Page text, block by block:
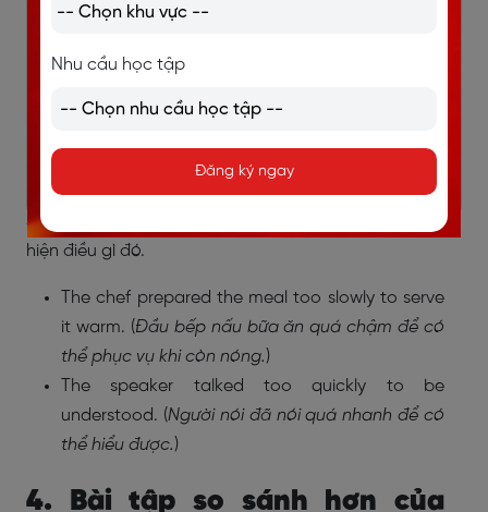
the championship. (
The child did not run fast enough to catch the
ball. (Đứa trẻ không chạy đủ nhanh để bắt được
Sử dụng “too … to”:
Dùng để chỉ sự quá mức để thực
hiện điều gì đó.
The chef prepared the meal too slowly to serve
it warm. (Đầu bếp nấu bữa ăn quá chậm để có
thể phục vụ khi còn nóng.)
The speaker talked too quickly to be
understood. (Người nói đã nói quá nhanh để có
thể hiểu được.)
4. Bài tập so sánh hơn của
Nhu cầu học tập
Đăng ký ngay